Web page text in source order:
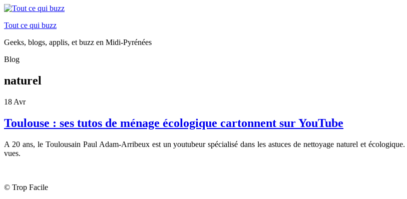
Tout ce qui buzz
Geeks, blogs, applis, et buzz en Midi-Pyrénées
Blog
naturel
18 Avr
Toulouse : ses tutos de ménage écologique cartonnent sur YouTube
A 20 ans, le Toulousain Paul Adam-Arribeux est un youtubeur spécialisé dans les astuces de nettoyage naturel et
vues.
© Trop Facile